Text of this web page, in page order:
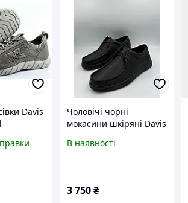
Davis
Чоловічі чорні
мокасини шкіряні Davis
мокасини Шкіряні
взуття
В наявності
3 750₴